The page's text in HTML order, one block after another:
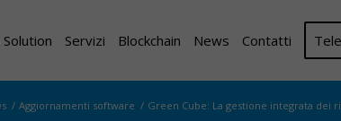
Servizi Blockchain News Contatti
/ Aggiornamenti software / Green Cube: La gestione integrata dei